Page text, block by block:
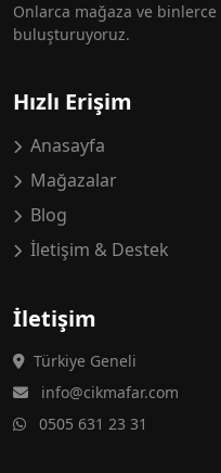
Onlarca mağaza ve binlerce
buluşturuyoruz.
Hızlı Erişim
Anasayfa
Mağazalar
Blog
İletişim & Destek
İletişim
Türkiye Geneli
info@cikmafar.com
0505 631 23 31